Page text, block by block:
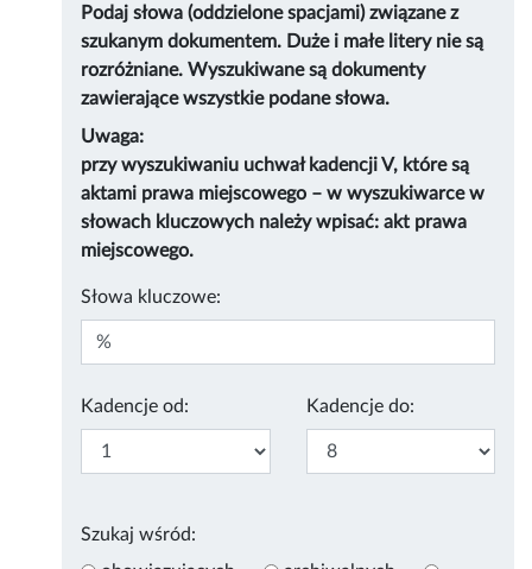
Podaj słowa (oddzielone spacjami) związane z
szukanym dokumentem. Duże i małe litery nie są
rozróżniane. Wyszukiwane są dokumenty
zawierające wszystkie podane słowa.
Uwaga:
przy wyszukiwaniu uchwał kadencji V, które są
aktami prawa miejscowego – w wyszukiwarce w
słowach kluczowych należy wpisać: akt prawa
miejscowego.
Słowa kluczowe:
Kadencje od: Kadencje do:
Szukaj wśród: